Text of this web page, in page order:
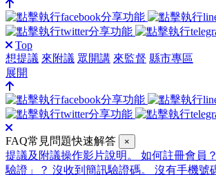
Top
想提議 來附議 眾開講 來監督 縣市專區
展開
FAQ常見問題快速解答 ×
提議及附議操作影片說明。 如何註冊會員？
驗證」？ 沒收到簡訊驗證碼。 沒有手機號